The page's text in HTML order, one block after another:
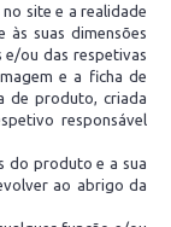
site e a realidade
suas dimensões
ou das respetivas
e a ficha de
de produto, criada
responsável
do produto e a sua
ao abrigo da